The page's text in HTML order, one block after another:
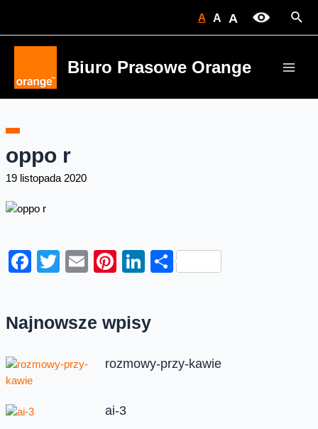
A A A
Biuro Prasowe Orange
oppo r
19 listopada 2020
Facebook
Twitter
EmailPinterest
LinkedIn
Share
Najnowsze wpisy
rozmowy-przy-kawie
ai-3